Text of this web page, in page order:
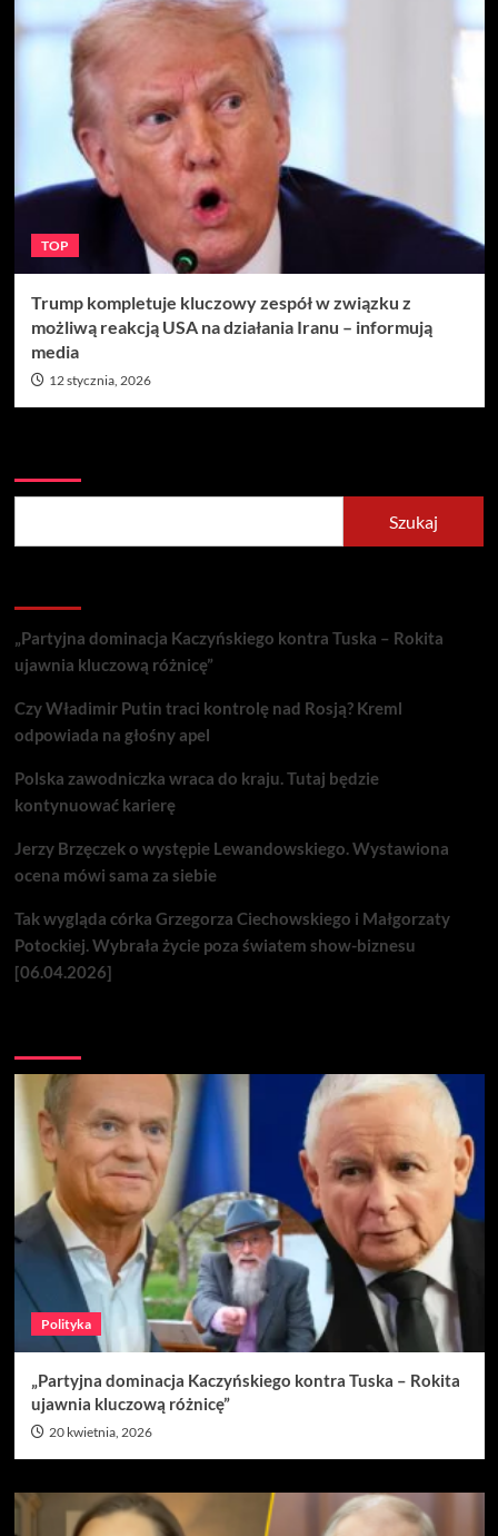
TOP
Trump kompletuje kluczowy zespół w związku z
możliwą reakcją USA na działania Iranu – informują
media
12 stycznia, 2026
Szukaj
„Partyjna dominacja Kaczyńskiego kontra Tuska – Rokita
ujawnia kluczową różnicę”
Czy Władimir Putin traci kontrolę nad Rosją? Kreml
odpowiada na głośny apel
Polska zawodniczka wraca do kraju. Tutaj będzie
kontynuować karierę
Jerzy Brzęczek o występie Lewandowskiego. Wystawiona
ocena mówi sama za siebie
Tak wygląda córka Grzegorza Ciechowskiego i Małgorzaty
Potockiej. Wybrała życie poza światem show-biznesu
[06.04.2026]
Polityka
„Partyjna dominacja Kaczyńskiego kontra Tuska – Rokita
ujawnia kluczową różnicę”
20 kwietnia, 2026